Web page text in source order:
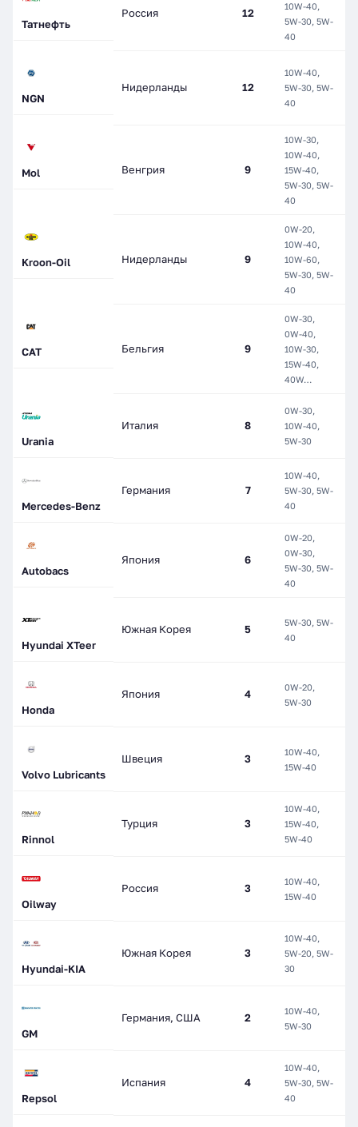
Татнефть
Россия 12
10W-40,
5W-30, 5W-
40
NGN
Нидерланды 12
10W-40,
5W-30, 5W-
40
Mol Венгрия 9
10W-30,
10W-40,
15W-40,
5W-30, 5W-
40
Kroon-Oil Нидерланды 9
0W-20,
10W-40,
10W-60,
5W-30, 5W-
40
CAT Бельгия 9
0W-30,
0W-40,
10W-30,
15W-40,
40W…
Urania
Италия 8
0W-30,
10W-40,
5W-30
Mercedes-Benz
Германия 7
10W-40,
5W-30, 5W-
40
Autobacs
Япония 6
0W-20,
0W-30,
5W-30, 5W-
40
Hyundai XTeer
Южная Корея 5
5W-30, 5W-
40
Honda
Япония 4
0W-20,
5W-30
Volvo Lubricants
Швеция 3
10W-40,
15W-40
Rinnol
Турция 3
10W-40,
15W-40,
5W-40
Oilway
Россия 3
10W-40,
15W-40
Hyundai-KIA
Южная Корея 3
10W-40,
5W-20, 5W-
30
GM
Германия, США 2
10W-40,
5W-30
Repsol
Испания 4
10W-40,
5W-30, 5W-
40